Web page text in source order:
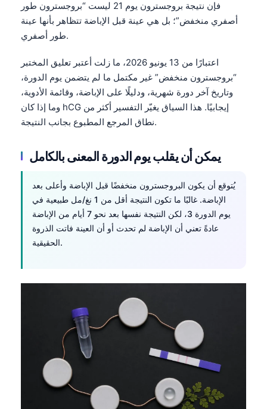
فإن نتيجة بروجسترون يوم 21 ليست “بروجسترون طور
أصفري منخفض”؛ بل هي عينة قبل الإباضة تتظاهر بأنها عينة
طور أصفري.
اعتبارًا من 13 يونيو 2026، ما زلت أعتبر تعليق المختبر
“بروجسترون منخفض” غير مكتمل ما لم يتضمن يوم الدورة،
وتاريخ آخر دورة شهرية، ودليلًا على الإباضة، وقائمة الأدوية،
وما إذا كان hCG إيجابيًا. هذا السياق يغيّر التفسير أكثر من
نطاق المرجع المطبوع بجانب النتيجة.
يمكن أن يقلب يوم الدورة المعنى بالكامل
يُتوقع أن يكون البروجسترون منخفضًا قبل الإباضة وأعلى بعد
الإباضة. غالبًا ما تكون النتيجة أقل من 1 نغ/مل طبيعية في
يوم الدورة 3، لكن النتيجة نفسها بعد نحو 7 أيام من الإباضة
عادةً تعني أن الإباضة لم تحدث أو أن العينة فاتت الذروة
الحقيقية.